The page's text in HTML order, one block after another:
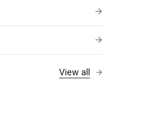
View all